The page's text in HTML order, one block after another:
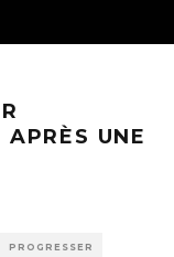
UNE
PROGRESSER